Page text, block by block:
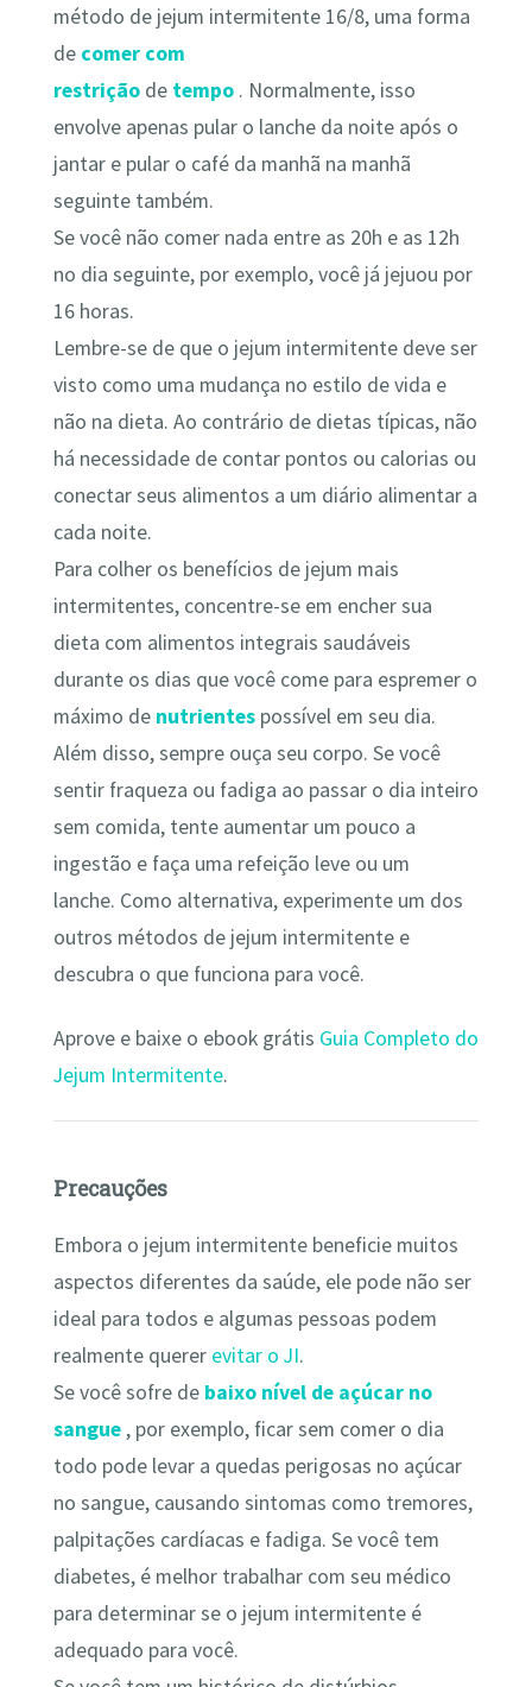
método de jejum intermitente 16/8, uma forma
de comer com
restriçãode tempo. Normalmente, isso
envolve apenas pular o lanche da noite após o
jantar e pular o café da manhã na manhã
seguinte também.
Se você não comer nada entre as 20h e as 12h
no dia seguinte, por exemplo, você já jejuou por
16 horas.
Lembre-se de que o jejum intermitente deve ser
visto como uma mudança no estilo de vida e
não na dieta. Ao contrário de dietas típicas, não
há necessidade de contar pontos ou calorias ou
conectar seus alimentos a um diário alimentar a
cada noite.
Para colher os benefícios de jejum mais
intermitentes, concentre-se em encher sua
dieta com alimentos integrais saudáveis ​​
durante os dias que você come para espremer o
máximo de nutrientespossível em seu dia.
Além disso, sempre ouça seu corpo. Se você
sentir fraqueza ou fadiga ao passar o dia inteiro
sem comida, tente aumentar um pouco a
ingestão e faça uma refeição leve ou um
lanche. Como alternativa, experimente um dos
outros métodos de jejum intermitente e
descubra o que funciona para você.
Aprove e baixe o ebook grátis Guia Completo do
Jejum Intermitente.
Precauções
Embora o jejum intermitente beneficie muitos
aspectos diferentes da saúde, ele pode não ser
ideal para todos e algumas pessoas podem
realmente querer evitar o JI.
Se você sofre de baixo nível de açúcar no
sangue, por exemplo, ficar sem comer o dia
todo pode levar a quedas perigosas no açúcar
no sangue, causando sintomas como tremores,
palpitações cardíacas e fadiga. Se você tem
diabetes, é melhor trabalhar com seu médico
para determinar se o jejum intermitente é
adequado para você.